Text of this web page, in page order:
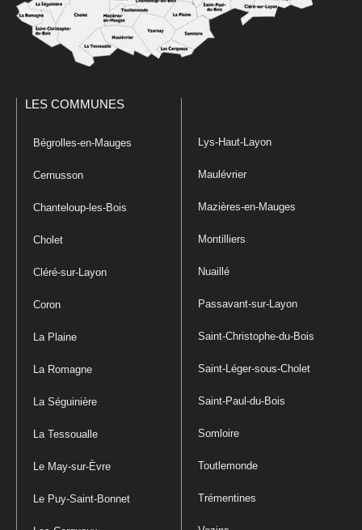
LES COMMUNES
Bégrolles-en-Mauges
Cernusson
Chanteloup-les-Bois
Cholet
Cléré-sur-Layon
Coron
La Plaine
La Romagne
La Séguinière
La Tessoualle
Le May-sur-Èvre
Le Puy-Saint-Bonnet
Lys-Haut-Layon
Maulévrier
Mazières-en-Mauges
Montilliers
Nuaillé
Passavant-sur-Layon
Saint-Christophe-du-Bois
Saint-Léger-sous-Cholet
Saint-Paul-du-Bois
Somloire
Toutlemonde
Trémentines